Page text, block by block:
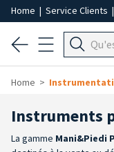
Home | Service Clients |
Home
Instruments
La gamme Mani&Piedi